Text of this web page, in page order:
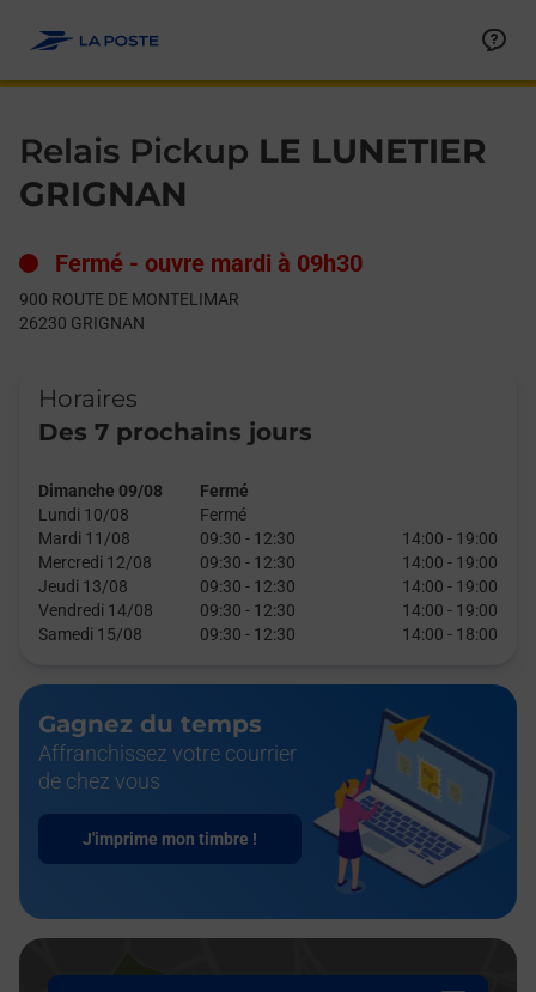
Relais Pickup LE LUNETIER
GRIGNAN
Fermé - ouvre mardi à 09h30
900 ROUTE DE MONTELIMAR
26230 GRIGNAN
Horaires
Des 7 prochains jours
Dimanche 09/08
Fermé
Lundi 10/08
Fermé
Mardi 11/08
09:30 - 12:30 14:00 - 19:00
Mercredi 12/08
09:30 - 12:30 14:00 - 19:00
Jeudi 13/08
09:30 - 12:30 14:00 - 19:00
Vendredi 14/08
09:30 - 12:30 14:00 - 19:00
Samedi 15/08
09:30 - 12:30 14:00 - 18:00
Gagnez du temps
Affranchissez votre courrier
de chez vous
J'imprime mon timbre !